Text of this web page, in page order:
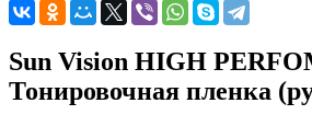
Sun Vision HIGH
Тонировочная пленка